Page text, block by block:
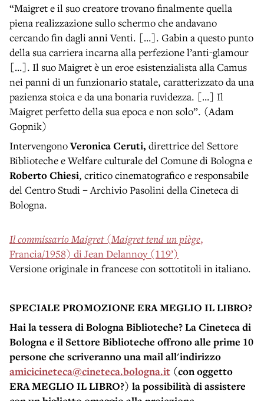
“Maigret e il suo creatore trovano finalmente quella
piena realizzazione sullo schermo che andavano
cercando fin dagli anni Venti. […]. Gabin a questo punto
della sua carriera incarna alla perfezione l’anti-glamour
[…]. Il suo Maigret è un eroe esistenzialista alla Camus
nei panni di un funzionario statale, caratterizzato da una
pazienza stoica e da una bonaria ruvidezza. […] Il
Maigret perfetto della sua epoca e non solo”. (Adam
Gopnik)
IntervengonoVeronica Ceruti, direttrice del Settore
Biblioteche e Welfare culturale del Comune di Bologna e
Roberto Chiesi, critico cinematografico e responsabile
del Centro Studi – Archivio Pasolini della Cineteca di
Bologna.
Il commissario Maigret(Maigret tend un piège,
Francia/1958) di Jean Delannoy (119’)
Versione originale in francese con sottotitoli in italiano.
SPECIALE PROMOZIONE ERA MEGLIO IL LIBRO?
Hai la tessera di Bologna Biblioteche? La Cineteca di
Bologna e il Settore Biblioteche offrono alle prime 10
persone che scriveranno una mail all'indirizzo
amicicineteca@cineteca.bologna.it (con oggetto
ERA MEGLIO IL LIBRO?) la possibilità di assistere